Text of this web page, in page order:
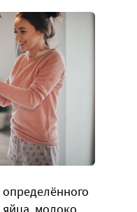
определённого